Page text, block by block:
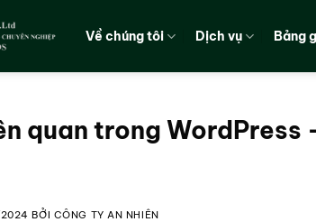
Về chúng tôi Dịch vụ Bảng
quan trong WordPress
BỞI CÔNG TY AN NHIÊN